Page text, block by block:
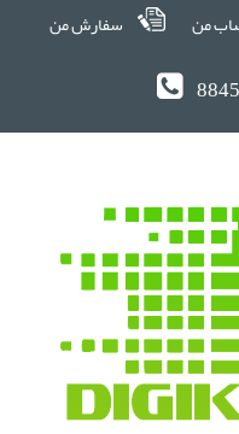
من سفارش من